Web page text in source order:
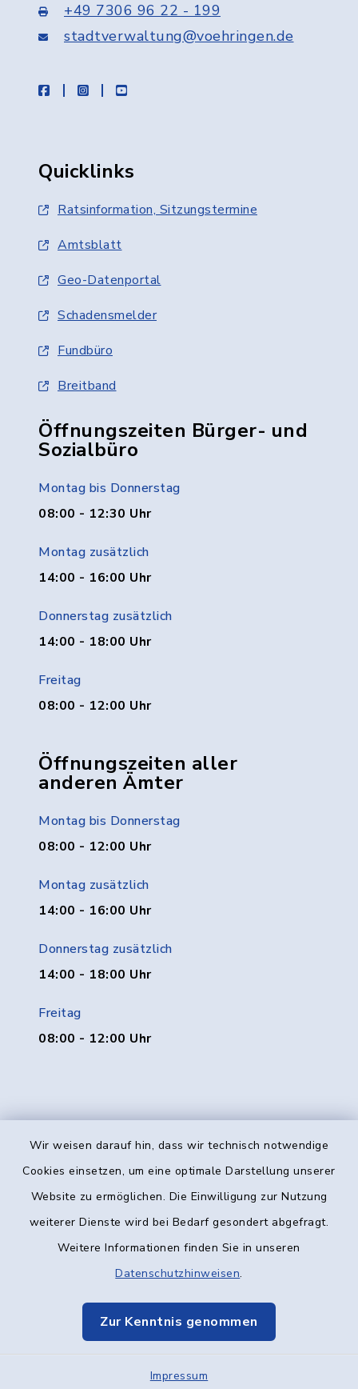
Wir weisen darauf hin, dass wir technisch notwendige
Cookies einsetzen, um eine optimale Darstellung unserer
Website zu ermöglichen. Die Einwilligung zur Nutzung
weiterer Dienste wird bei Bedarf gesondert abgefragt.
Weitere Informationen finden Sie in unseren
Datenschutzhinweisen.
Zur Kenntnis genommen
Impressum
+49 7306 96 22 - 199
stadtverwaltung@voehringen.de
facebookinstagramyoutube
Quicklinks
Ratsinformation, Sitzungstermine
Amtsblatt
Geo-Datenportal
Schadensmelder
Fundbüro
Breitband
Öffnungszeiten Bürger- und
Sozialbüro
Montag bis Donnerstag
08:00 - 12:30 Uhr
Montag zusätzlich
14:00 - 16:00 Uhr
Donnerstag zusätzlich
14:00 - 18:00 Uhr
Freitag
08:00 - 12:00 Uhr
Öffnungszeiten aller
anderen Ämter
Montag bis Donnerstag
08:00 - 12:00 Uhr
Montag zusätzlich
14:00 - 16:00 Uhr
Donnerstag zusätzlich
14:00 - 18:00 Uhr
Freitag
08:00 - 12:00 Uhr
Kontakt
Datenschutz
Elektronische Kommunikation
Sitemap